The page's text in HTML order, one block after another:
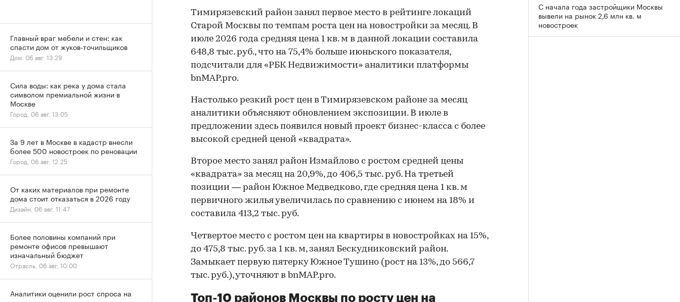
Тимирязевский район занял первое место в рейтинге локаций
Старой Москвы по темпам роста цен на новостройки за месяц. В
июле 2026 года средняя цена 1 кв. м в данной локации составила
648,8 тыс. руб., что на 75,4% больше июньского показателя,
подсчитали для «РБК Недвижимости» аналитики платформы
bnMAP.pro.
Настолько резкий рост цен в Тимирязевском районе за месяц
аналитики объясняют обновлением экспозиции. В июле в
предложении здесь появился новый проект бизнес-класса с более
высокой средней ценой «квадрата».
Второе место занял район Измайлово с ростом средней цены
«квадрата» за месяц на 20,9%, до 406,5 тыс. руб. На третьей
позиции — район Южное Медведково, где средняя цена 1 кв. м
первичного жилья увеличилась по сравнению с июнем на 18% и
составила 413,2 тыс. руб.
Четвертое место с ростом цен на квартиры в новостройках на 15%,
до 475,8 тыс. руб. за 1 кв. м, занял Бескудниковский район.
Замыкает первую пятерку Южное Тушино (рост на 13%, до 566,7
тыс. руб.), уточняют в bnMAP.pro.
Топ-10 районов Москвы по росту цен на
С начала года застройщики Москвы
вывели на рынок 2,6 млн кв. м
новостроек
Главный враг мебели и стен: как
спасти дом от жуков-точильщиков
Дом, 06 авг, 13:29
Сила воды: как река у дома стала
символом премиальной жизни в
Москве
Город, 06 авг, 13:05
За 9 лет в Москве в кадастр внесли
более 500 новостроек по реновации
Город, 06 авг, 12:25
От каких материалов при ремонте
дома стоит отказаться в 2026 году
Дизайн, 06 авг, 11:47
Более половины компаний при
ремонте офисов превышают
изначальный бюджет
Отрасль, 06 авг, 10:00
Аналитики оценили рост спроса на